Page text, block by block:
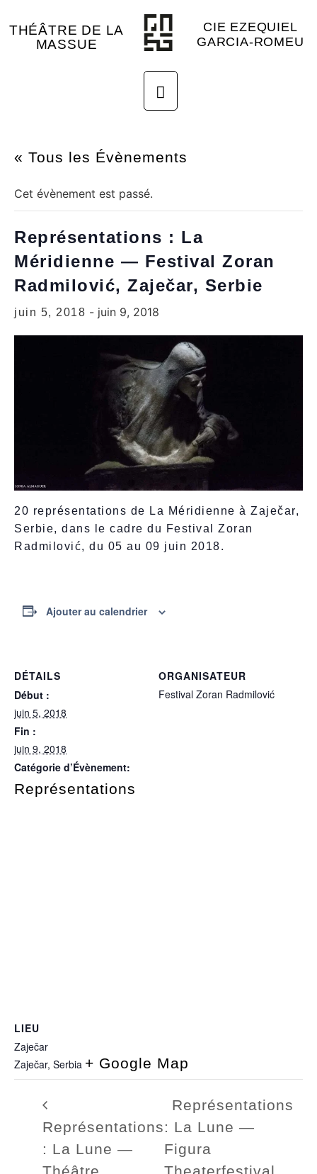
THÉÂTRE DE LA
MASSUE
CIE EZEQUIEL
GARCIA-ROMEU
« Tous les Évènements
Cet évènement est passé.
Représentations : La
Méridienne — Festival Zoran
Radmilović, Zaječar, Serbie
juin 5, 2018 - juin 9, 2018
20 représentations de La Méridienne à Zaječar,
Serbie, dans le cadre du Festival Zoran
Radmilović, du 05 au 09 juin 2018.
Ajouter au calendrier
DÉTAILS
Début :
juin 5, 2018
Fin :
juin 9, 2018
Catégorie d’Évènement:
Représentations
ORGANISATEUR
Festival Zoran Radmilović
LIEU
Zaječar
Zaječar, Serbia + Google Map
Représentations
: La Lune —
Théâtre
Représentations
: La Lune —
Figura
Theaterfestival,